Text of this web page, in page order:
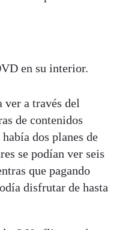
en su interior.
ver a través del
de contenidos
dos planes de
se podían ver seis
que pagando
disfrutar de hasta